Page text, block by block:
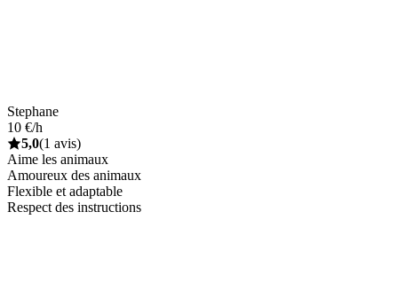
Stephane
10 €/h
5,0(1 avis)
Aime les animaux
Amoureux des animaux
Flexible et adaptable
Respect des instructions